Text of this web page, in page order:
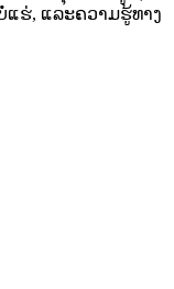
ແຮ່, ແລະຄວາມຮູ້ທາງ